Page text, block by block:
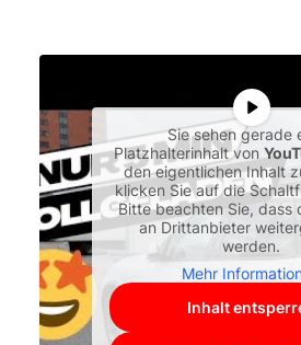
Sie sehen gerade
Platzhalterinhalt von
den eigentlichen Inhalt
klicken Sie auf die
Bitte beachten Sie, dass
an Drittanbieter
werden.
Mehr
Inhalt